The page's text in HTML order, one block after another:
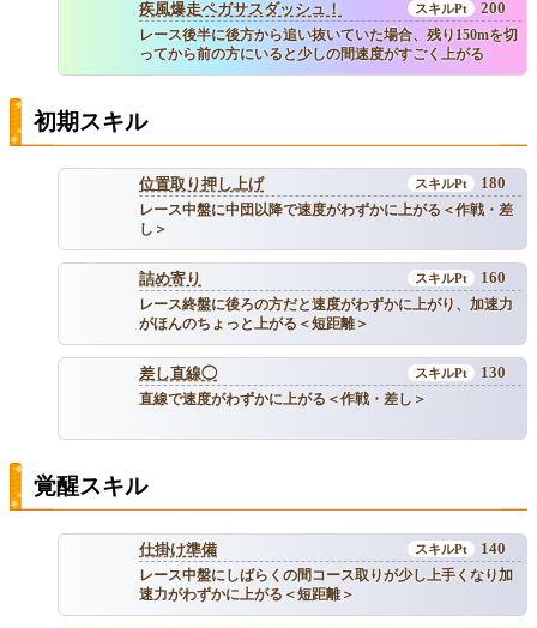
疾風爆走ペガサスダッシュ！ 200
レース後半に後方から追い抜いていた場合、残り150mを切
ってから前の方にいると少しの間速度がすごく上がる
初期スキル
位置取り押し上げ 180
レース中盤に中団以降で速度がわずかに上がる＜作戦・差
し＞
詰め寄り 160
レース終盤に後ろの方だと速度がわずかに上がり、加速力
がほんのちょっと上がる＜短距離＞
差し直線◯ 130
直線で速度がわずかに上がる＜作戦・差し＞
覚醒スキル
仕掛け準備 140
レース中盤にしばらくの間コース取りが少し上手くなり加
速力がわずかに上がる＜短距離＞